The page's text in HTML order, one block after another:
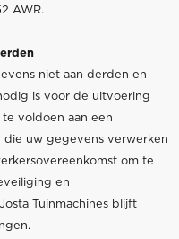
AWR.
niet aan derden en
is voor de uitvoering
voldoen aan een
uw gegevens verwerken
om te
en
Tuinmachines blijft